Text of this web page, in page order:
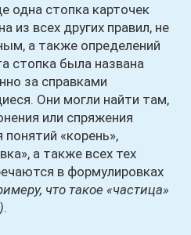
одна стопка карточек
из всех других правил, не
а также определений
стопка была названа
за справками
Они могли найти там,
или спряжения
понятий «корень»,
а также всех тех
в формулировках
что такое «частица»
.